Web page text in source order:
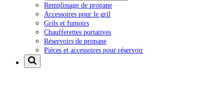
Remplissage de propane
Accessoires pour le gril
Grils et fumoirs
Chaufferettes portatives
Réservoirs de propane
Pièces et accessoires pour réservoir